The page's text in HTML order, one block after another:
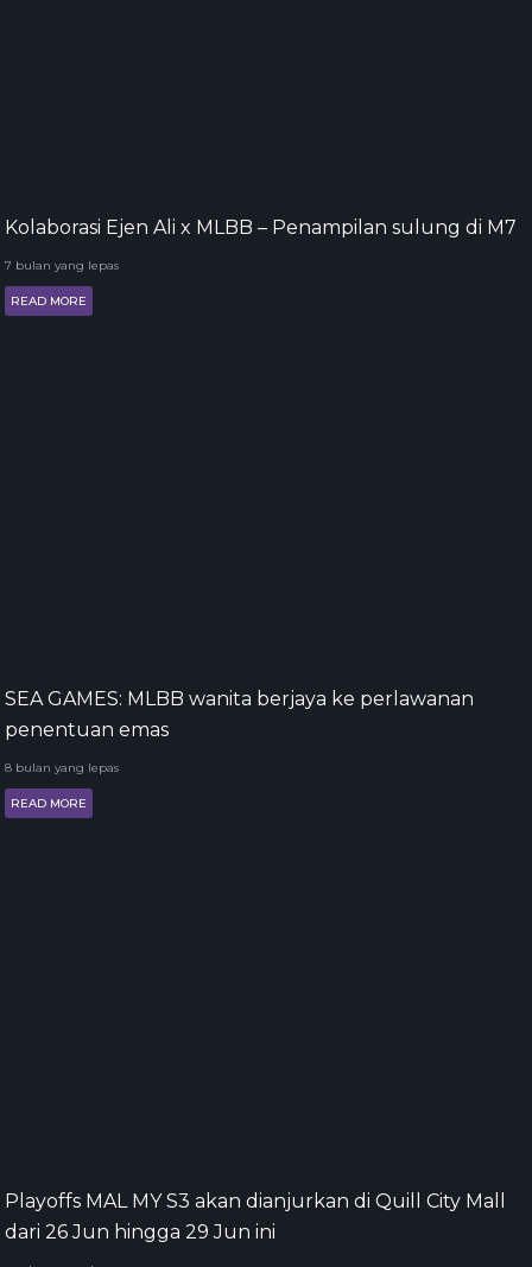
Kolaborasi Ejen Ali x MLBB – Penampilan sulung di M7
7 bulan yang lepas
READ MORE
SEA GAMES: MLBB wanita berjaya ke perlawanan
penentuan emas
8 bulan yang lepas
READ MORE
Playoffs MAL MY S3 akan dianjurkan di Quill City Mall
dari 26 Jun hingga 29 Jun ini